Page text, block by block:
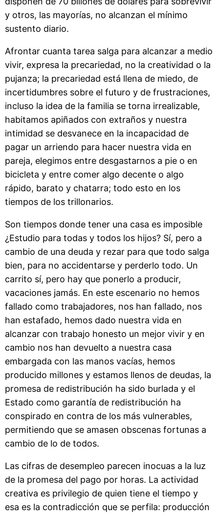
y otros, las mayorías, no alcanzan el mínimo
sustento diario.
Afrontar cuanta tarea salga para alcanzar a medio
vivir, expresa la precariedad, no la creatividad o la
pujanza; la precariedad está llena de miedo, de
incertidumbres sobre el futuro y de frustraciones,
incluso la idea de la familia se torna irrealizable,
habitamos apiñados con extraños y nuestra
intimidad se desvanece en la incapacidad de
pagar un arriendo para hacer nuestra vida en
pareja, elegimos entre desgastarnos a pie o en
bicicleta y entre comer algo decente o algo
rápido, barato y chatarra; todo esto en los
tiempos de los trillonarios.
Son tiempos donde tener una casa es imposible
¿Estudio para todas y todos los hijos? Sí, pero a
cambio de una deuda y rezar para que todo salga
bien, para no accidentarse y perderlo todo. Un
carrito sí, pero hay que ponerlo a producir,
vacaciones jamás. En este escenario no hemos
fallado como trabajadores, nos han fallado, nos
han estafado, hemos dado nuestra vida en
alcanzar con trabajo honesto un mejor vivir y en
cambio nos han devuelto a nuestra casa
embargada con las manos vacías, hemos
producido millones y estamos llenos de deudas, la
promesa de redistribución ha sido burlada y el
Estado como garantía de redistribución ha
conspirado en contra de los más vulnerables,
permitiendo que se amasen obscenas fortunas a
cambio de lo de todos.
Las cifras de desempleo parecen inocuas a la luz
de la promesa del pago por horas. La actividad
creativa es privilegio de quien tiene el tiempo y
esa es la contradicción que se perfila: producción